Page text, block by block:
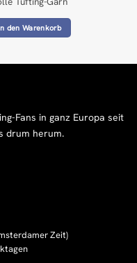
(Coordinated
den Warenkorb
Fans in ganz Europa seit
drum herum.
Zeit)